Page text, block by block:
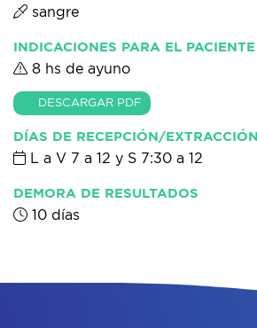
sangre
INDICACIONES PARA EL PACIENTE
8 hs de ayuno
DESCARGAR PDF
DÍAS DE RECEPCIÓN/EXTRACCIÓN
L a V 7 a 12 y S 7:30 a 12
DEMORA DE RESULTADOS
10 días